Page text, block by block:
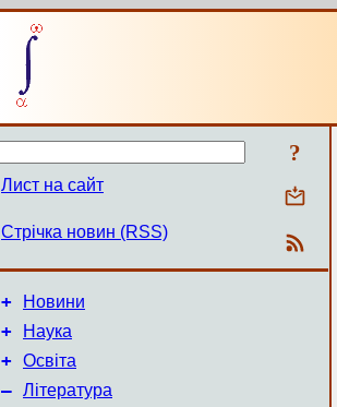
?
Лист на сайт
Стрічка новин (RSS)
+ Новини
+ Наука
+ Освіта
– Література